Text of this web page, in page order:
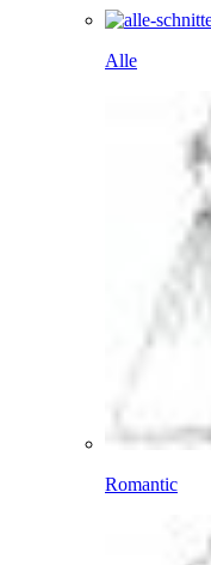
Alle
Romantic